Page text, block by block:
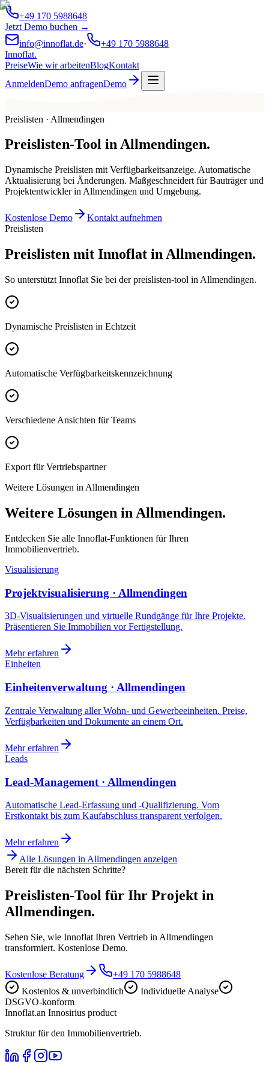
+49 170 5988648
Jetzt Demo buchen →
info@innoflat.de·
+49 170 5988648
Innoflat.
PreiseWie wir arbeitenBlogKontakt
AnmeldenDemo anfragenDemo
Preislisten · Allmendingen
Preislisten-Tool inAllmendingen.
Dynamische Preislisten mit Verfügbarkeitsanzeige. Automatische
Aktualisierung bei Änderungen. Maßgeschneidert für Bauträger und
Projektentwickler in Allmendingen und Umgebung.
Kostenlose Demo
Kontakt aufnehmen
Preislisten
Preislisten mit Innoflat in Allmendingen.
So unterstützt Innoflat Sie bei der preislisten-tool in Allmendingen.
Dynamische Preislisten in Echtzeit
Automatische Verfügbarkeitskennzeichnung
Verschiedene Ansichten für Teams
Export für Vertriebspartner
Weitere Lösungen in Allmendingen
Weitere Lösungen in Allmendingen.
Entdecken Sie alle Innoflat-Funktionen für Ihren
Immobilienvertrieb.
Visualisierung
Projektvisualisierung · Allmendingen
3D-Visualisierungen und virtuelle Rundgänge für Ihre Projekte.
Präsentieren Sie Immobilien vor Fertigstellung.
Mehr erfahren
Einheiten
Einheitenverwaltung · Allmendingen
Zentrale Verwaltung aller Wohn- und Gewerbeeinheiten. Preise,
Verfügbarkeiten und Dokumente an einem Ort.
Mehr erfahren
Leads
Lead-Management · Allmendingen
Automatische Lead-Erfassung und -Qualifizierung. Vom
Erstkontakt bis zum Kaufabschluss transparent verfolgen.
Mehr erfahren
Alle Lösungen in Allmendingen anzeigen
Bereit für die nächsten Schritte?
Preislisten-Tool für Ihr Projekt in
Allmendingen.
Sehen Sie, wie Innoflat Ihren Vertrieb in Allmendingen
transformiert. Kostenlose Demo.
Kostenlose Beratung
+49 170 5988648
Kostenlos & unverbindlich
Individuelle Analyse
DSGVO-konform
Innoflat.an Innosirius product
Struktur für den Immobilienvertrieb.